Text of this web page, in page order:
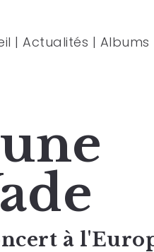
| Actualités | Albums
à